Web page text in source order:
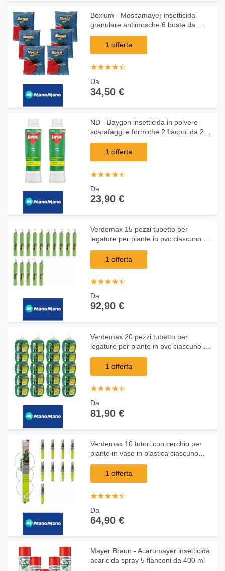
Boxlum - Moscamayer insetticida
granulare antimosche 6 buste da
grammi 100 pronte all'uso
1 offerta
☆☆☆☆☆
★★★★★
Da
34,50 €
ND - Baygon insetticida in polvere
scarafaggi e formiche 2 flaconi da 250
grammi
1 offerta
☆☆☆☆☆
★★★★★
Da
23,90 €
Verdemax 15 pezzi tubetto per
legature per piante in pvc ciascuno da
diametro 3 mm
1 offerta
☆☆☆☆☆
★★★★★
Da
92,90 €
Verdemax 20 pezzi tubetto per
legature per piante in pvc ciascuno da
diametro 3 mm grammi 500
1 offerta
☆☆☆☆☆
★★★★★
Da
81,90 €
Verdemax 10 tutori con cerchio per
piante in vaso in plastica ciascuno
centimetri 60
1 offerta
☆☆☆☆☆
★★★★★
Da
64,90 €
Mayer Braun - Acaromayer insetticida
acaricida spray 5 flanconi da 400 ml